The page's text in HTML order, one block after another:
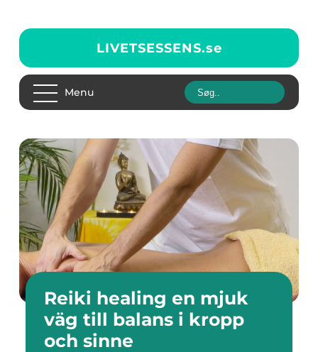
LIVETSESSENS.se
Menu
Reiki healing en mjuk
väg till balans i kropp
och sinne